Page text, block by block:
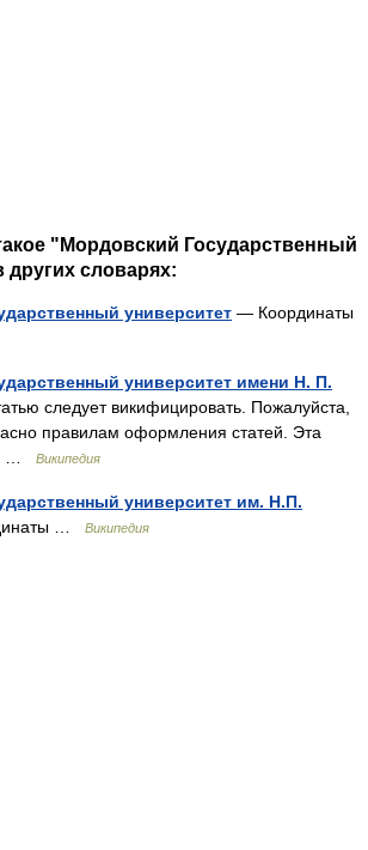
"Мордовский Государственный
других словарях:
университет — Координаты
университет имени Н. П.
следует викифицировать. Пожалуйста,
правилам оформления статей. Эта
…
Википедия
университет им. Н.П.
… Википедия